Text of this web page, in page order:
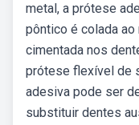
metal, a prótese
pôntico é colada
cimentada nos
prótese flexível de
adesiva pode ser
substituir dentes